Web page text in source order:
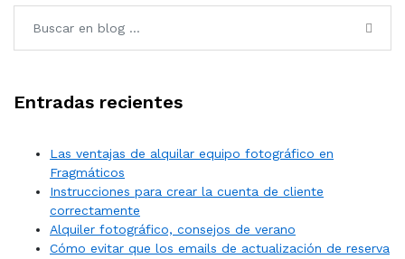
Entradas recientes
Las ventajas de alquilar equipo fotográfico en
Fragmáticos
Instrucciones para crear la cuenta de cliente
correctamente
Alquiler fotográfico, consejos de verano
Cómo evitar que los emails de actualización de reserva